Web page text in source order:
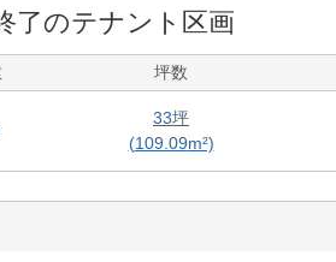
了のテナント区画
坪数
33坪
(109.09m²)